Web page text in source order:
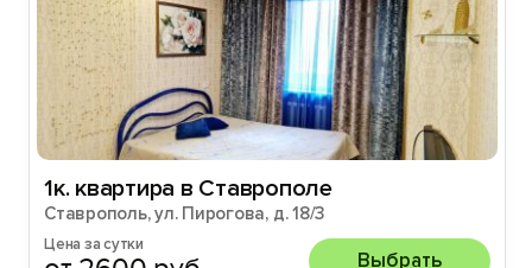
1к. квартира в Ставрополе
Ставрополь, ул. Пирогова, д. 18/3
Цена за сутки
Выбрать